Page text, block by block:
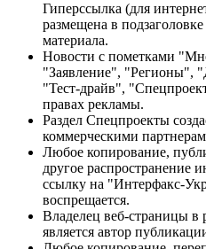
Гиперссылка (для
размещена в
материала.
Новости с пометками
"Заявление", "Регионы",
"Тест-драйв",
правах рекламы.
Раздел Спецпроекты
коммерческими
Любое копирование,
другое распространение
ссылку на "Интерфакс-
воспрещается.
Владелец веб-страницы в
является автор